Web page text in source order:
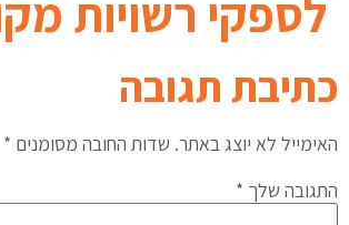
לספקי רשויות
כתיבת תגובה
האימייל לא יוצג באתר. שדות החובה מסומנים *
התגובה שלך *